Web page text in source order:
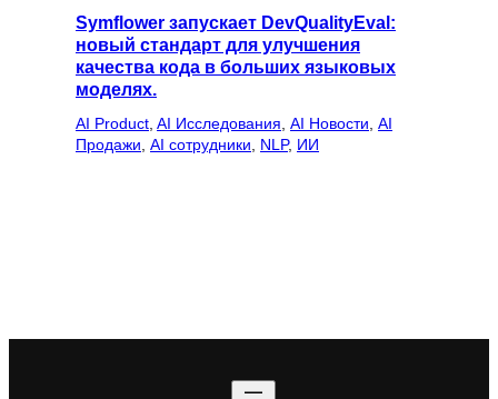
Symflower запускает DevQualityEval:
новый стандарт для улучшения
качества кода в больших языковых
моделях.
AI Product AI Исследования AI Новости AI
Продажи AI сотрудники NLP, ИИ